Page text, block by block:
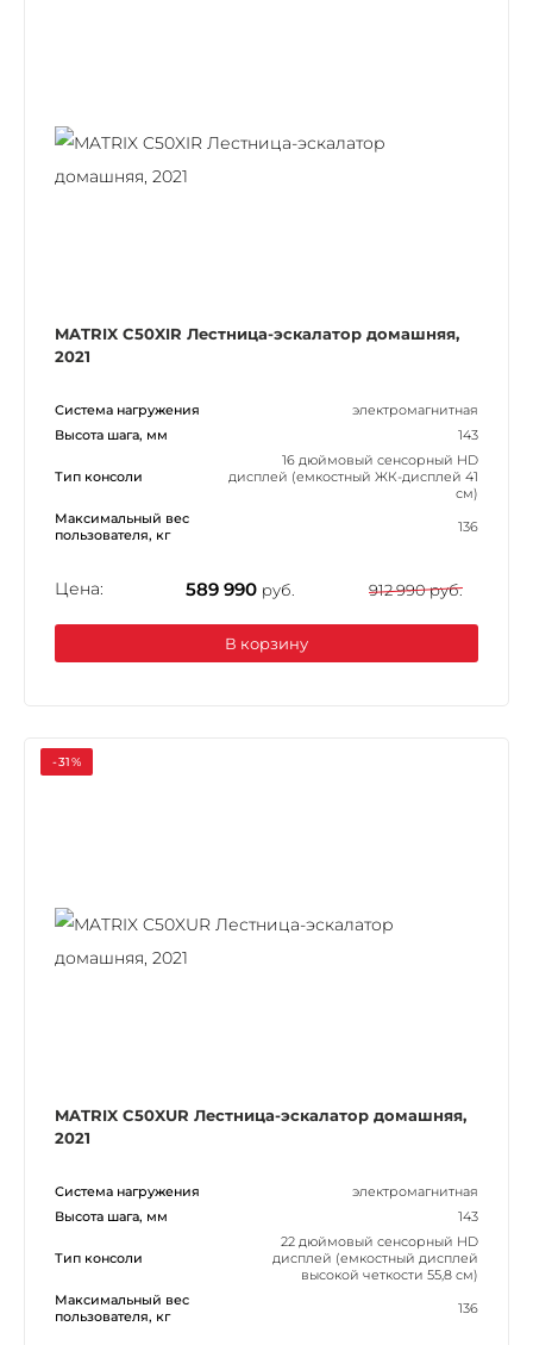
MATRIX C50XIR Лестница-эскалатор домашняя,
2021
Система нагружения
электромагнитная
Высота шага, мм
143
Тип консоли
16 дюймовый сенсорный HD
дисплей (емкостный ЖК-дисплей 41
см)
Максимальный вес
пользователя, кг
136
Цена: 589 990 руб. 912 990 руб.
В корзину
-31%
MATRIX C50XUR Лестница-эскалатор домашняя,
2021
Система нагружения
электромагнитная
Высота шага, мм
143
Тип консоли
22 дюймовый сенсорный HD
дисплей (емкостный дисплей
высокой четкости 55,8 см)
Максимальный вес
пользователя, кг
136